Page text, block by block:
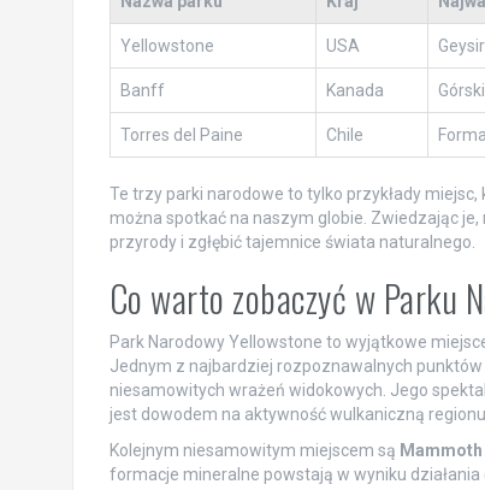
Yellowstone USA
Banff Kanada
Torres del Paine Chile
Te trzy parki narodowe to tylko przykłady
można spotkać na naszym globie. Zwiedzając
przyrody i zgłębić tajemnice świata naturalnego.
Co warto zobaczyć w Parku
Park Narodowy Yellowstone to wyjątkowe
Jednym z najbardziej rozpoznawalnych
niesamowitych wrażeń widokowych. Jego
jest dowodem na aktywność wulkaniczną
Kolejnym niesamowitym miejscem są
formacje mineralne powstają w wyniku